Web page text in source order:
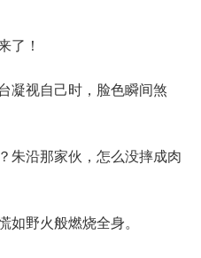
了！
视自己时，脸色瞬间煞
沿那家伙，怎么没摔成肉
野火般燃烧全身。